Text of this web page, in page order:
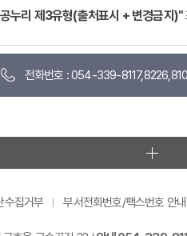
누리 제3유형(출처표시 + 변경금지)"
전화번호 : 054-339-
수집거부 부서전화번호/팩스번호 안내